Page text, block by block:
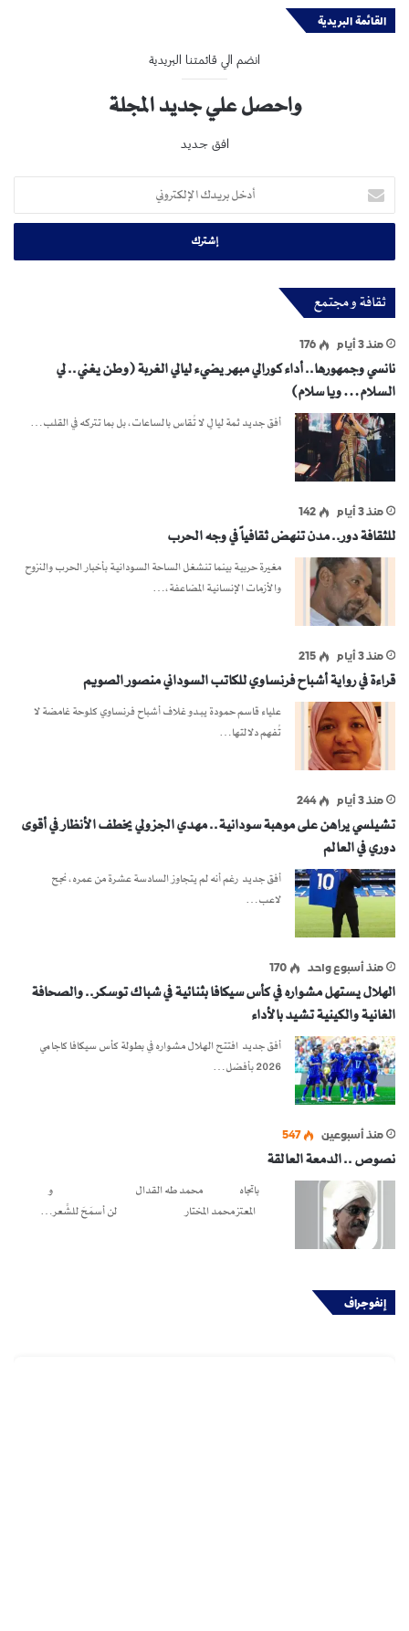
القائمة البريدية
انضم الي قائمتنا البريدية
واحصل علي جديد المجلة
افق جديد
أدخل
بريدك
الإلكتروني
ثقافة و مجتمع
منذ 3 أيام 176
نانسي وجمهورها.. أداء كورالي مبهر يضيء ليالي الغربة (وطن يغني.. لي
السلام… ويا سلام)
أفق جديد ثمة ليالٍ لا تُقاس بالساعات، بل بما تتركه في القلب…
منذ 3 أيام 142
للثقافة دور.. مدن تنهض ثقافياً في وجه الحرب
مغيرة حربية بينما تنشغل الساحة السودانية بأخبار الحرب والنزوح
والأزمات الإنسانية المضاعفة،…
منذ 3 أيام 215
قراءة في رواية أشباح فرنساوي للكاتب السوداني منصور الصويم
علياء قاسم حمودة يبدو غلاف أشباح فرنساوي كلوحة غامضة لا
تُفهم دلالتها…
منذ 3 أيام 244
تشيلسي يراهن على موهبة سودانية.. مهدي الجزولي يخطف الأنظار في أقوى
دوري في العالم
أفق جديد رغم أنه لم يتجاوز السادسة عشرة من عمره، نجح
لاعب…
منذ أسبوع واحد 170
الهلال يستهل مشواره في كأس سيكافا بثنائية في شباك توسكر.. والصحافة
الغانية والكينية تشيد بالأداء
أفق جديد افتتح الهلال مشواره في بطولة كأس سيكافا كاجامي
2026 بأفضل…
منذ أسبوعين 547
نصوص .. الدمعة العالقة
باتجاه محمد طه القدال و
المعتز محمد المختار لن أسمَحَ للشِّعر…
إنفوجراف